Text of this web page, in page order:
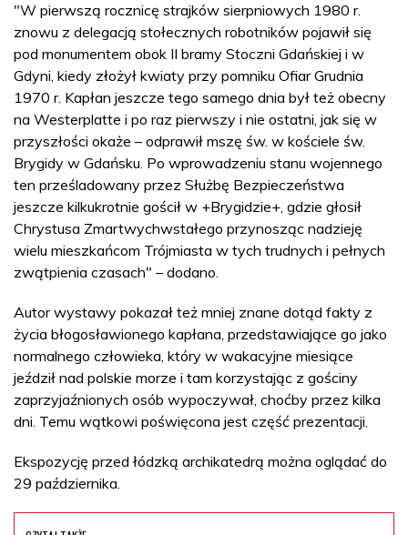
"W pierwszą rocznicę strajków sierpniowych 1980 r.
znowu z delegacją stołecznych robotników pojawił się
pod monumentem obok II bramy Stoczni Gdańskiej i w
Gdyni, kiedy złożył kwiaty przy pomniku Ofiar Grudnia
1970 r. Kapłan jeszcze tego samego dnia był też obecny
na Westerplatte i po raz pierwszy i nie ostatni, jak się w
przyszłości okaże – odprawił mszę św. w kościele św.
Brygidy w Gdańsku. Po wprowadzeniu stanu wojennego
ten prześladowany przez Służbę Bezpieczeństwa
jeszcze kilkukrotnie gościł w +Brygidzie+, gdzie głosił
Chrystusa Zmartwychwstałego przynosząc nadzieję
wielu mieszkańcom Trójmiasta w tych trudnych i pełnych
zwątpienia czasach" – dodano.
Autor wystawy pokazał też mniej znane dotąd fakty z
życia błogosławionego kapłana, przedstawiające go jako
normalnego człowieka, który w wakacyjne miesiące
jeździł nad polskie morze i tam korzystając z gościny
zaprzyjaźnionych osób wypoczywał, choćby przez kilka
dni. Temu wątkowi poświęcona jest część prezentacji.
Ekspozycję przed łódzką archikatedrą można oglądać do
29 października.